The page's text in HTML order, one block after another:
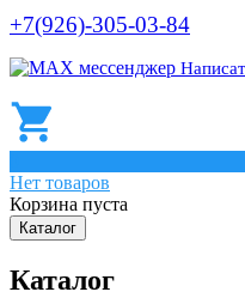
+7(926)-305-03-84
Нет товаров
Корзина пуста
Каталог
Каталог